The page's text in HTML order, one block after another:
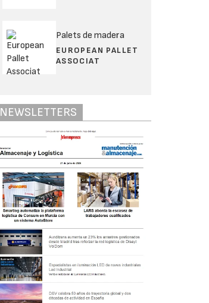
Palets de madera
EUROPEAN PALLET
ASSOCIAT
NEWSLETTERS